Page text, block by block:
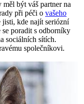
být váš partner na
při péči o vašeho
jisti, kde najít seriózní
se poradit s odborníky
sociálních sítích.
společníkovi.